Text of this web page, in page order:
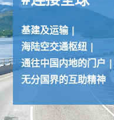
基建及运输 |
海陆空交通枢纽 |
通往中国内地的门户 |
无分国界的互助精神